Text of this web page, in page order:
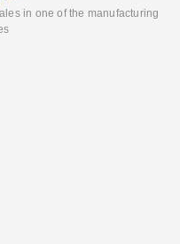
in one of the manufacturing